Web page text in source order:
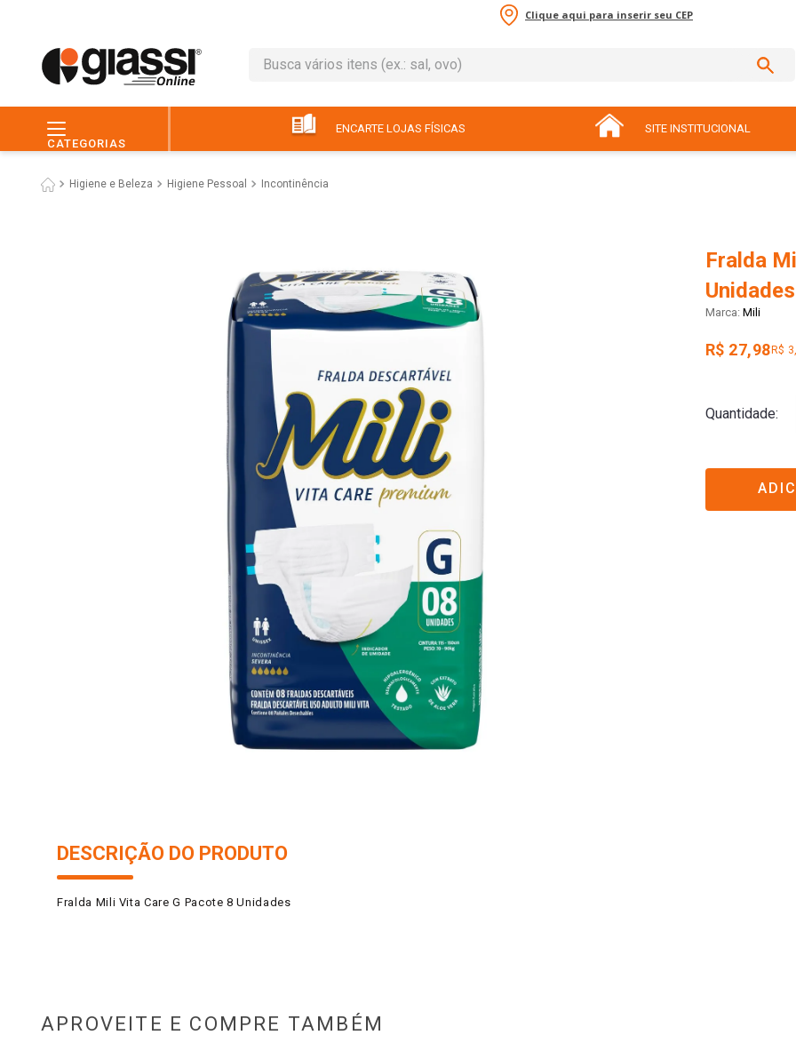
Clique aqui para inserir seu CEP
Busca vários itens (ex.: sal, ovo)
CATEGORIAS
ENCARTE LOJAS FÍSICAS SITE INSTITUCIONAL
Higiene e Beleza Higiene Pessoal Incontinência
Fralda
Unidades
Mili
R$ 27,98R$
Quantidade
DESCRIÇÃO DO PRODUTO
Fralda Mili Vita Care G Pacote 8 Unidades
APROVEITE E COMPRE TAMBÉM
café
3º queijo
6º macarrão
7º arroz
8
9
10 º iogurte